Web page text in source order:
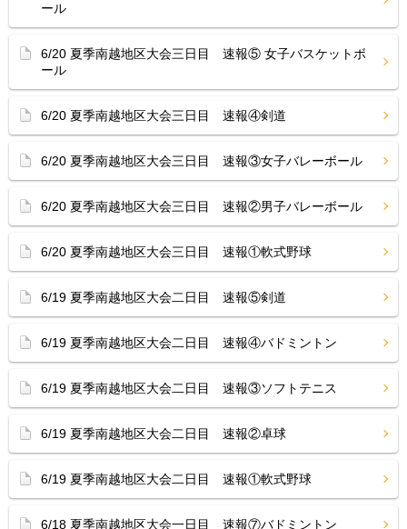
ール
6/20 夏季南越地区大会三日目 速報⑤ 女子バスケットボ
ール
6/20 夏季南越地区大会三日目 速報④剣道
6/20 夏季南越地区大会三日目 速報③女子バレーボール
6/20 夏季南越地区大会三日目 速報②男子バレーボール
6/20 夏季南越地区大会三日目 速報①軟式野球
6/19 夏季南越地区大会二日目 速報⑤剣道
6/19 夏季南越地区大会二日目 速報④バドミントン
6/19 夏季南越地区大会二日目 速報③ソフトテニス
6/19 夏季南越地区大会二日目 速報②卓球
6/19 夏季南越地区大会二日目 速報①軟式野球
6/18 夏季南越地区大会一日目 速報⑦バドミントン